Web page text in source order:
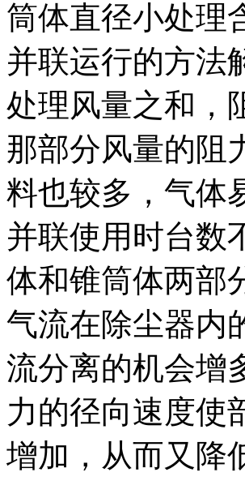
筒体直径小处理
并联运行的方法
处理风量之和，
那部分风量的阻
料也较多，气体
并联使用时台数
体和锥筒体两部
气流在除尘器内
流分离的机会增
力的径向速度使
增加，从而又降